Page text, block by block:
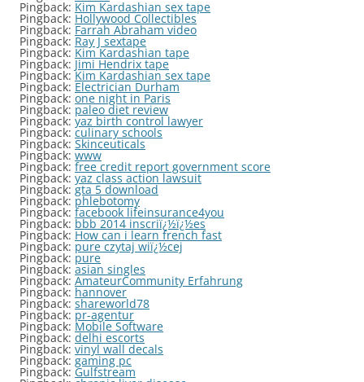
Pingback: Kim Kardashian sex tape
Pingback: Hollywood Collectibles
Pingback: Farrah Abraham video
Pingback: Ray J sextape
Pingback: Kim Kardashian tape
Pingback: Jimi Hendrix tape
Pingback:Kim Kardashian sex tape
Pingback: Electrician Durham
Pingback: one night in Paris
Pingback: paleo diet review
Pingback: yaz birth control lawyer
Pingback: culinary schools
Pingback: Skinceuticals
Pingback: www
Pingback: free credit report government score
Pingback: yaz class action lawsuit
Pingback: gta 5 download
Pingback: phlebotomy
Pingback: facebook lifeinsurance4you
Pingback: bbb 2014 inscriï¿½ï¿½es
Pingback: How can i learn french fast
Pingback: pure czytaj wiï¿½cej
Pingback: pure
Pingback: asian singles
Pingback: AmateurCommunity Erfahrung
Pingback: hannover
Pingback: shareworld78
Pingback: pr-agentur
Pingback: Mobile Software
Pingback: delhi escorts
Pingback: vinyl wall decals
Pingback: gaming pc
Pingback: Gulfstream